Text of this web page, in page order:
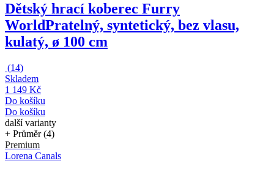
Dětský hrací koberec Furry
WorldPratelný, syntetický, bez vlasu,
kulatý, ø 100 cm
(14)
Skladem
1 149 Kč
Do košíku
Do košíku
další varianty
+ Průměr (4)
Premium
Lorena Canals